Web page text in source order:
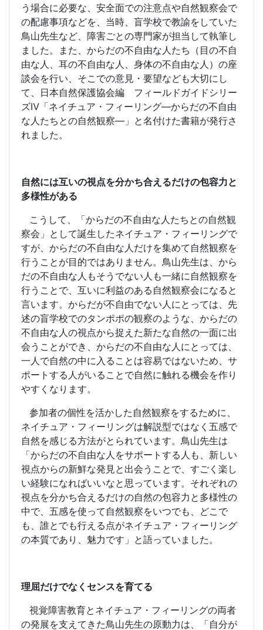
う場合に必要な、安全面での注意点や自然観察会で
の配慮事項などを、当時、盲学校で教諭をしていた
鳥山先生など、障害ごとの専門家が担当して執筆し
ました。また、からだの不自由な人たち（目の不自
由な人、耳の不自由な人、身体の不自由な人）の座
談会を行い、そこでの意見・要望なども大切にし
て、日本自然保護協会編 フィールドガイドシリー
ズⅣ「ネイチュア・フィーリング―からだの不自由
な人たちとの自然観察―」と名付けた書籍が発行さ
れました。
自然には互いの視点を分かち合えるだけの包容力と
多様性がある
こうして、「からだの不自由な人たちとの自然観
察会」として誕生したネイチュア・フィーリングで
すが、からだの不自由な人だけを集めて自然観察を
行うことが目的ではありません。鳥山先生は、から
だの不自由な人もそうでない人も一緒に自然観察を
行うことで、互いに利益のある自然観察会になると
言います。からだが不自由でない人にとっては、先
述の盲学校でのタンポポの観察のような、からだの
不自由な人の視点から捉えた新たな自然の一面に出
会うことができ、からだの不自由な人にとっては、
一人で自然の中に入ることは容易ではないため、サ
ポートする人がいることで自然に触れる機会を作り
やすくなります。
参加者の個性を活かした自然観察をするために、
ネイチュア・フィーリングは解説型ではなく五感で
自然を感じる方法がとられています。鳥山先生は
「からだの不自由な人をサポートする人も、新しい
視点からの新鮮な発見と出会うことで、すごく楽し
い経験になればいいなと思っています。それぞれの
視点を分かち合えるだけの自然の包容力と多様性の
中で、五感を使って自然観察をいつでも、どこで
も、誰とでも行える点がネイチュア・フィーリング
の本質であり、魅力です」と語っていました。
理屈だけでなくセンスを育てる
視覚障害教育とネイチュア・フィーリングの両者
の発展を支えてきた鳥山先生の原動力は、「自分が